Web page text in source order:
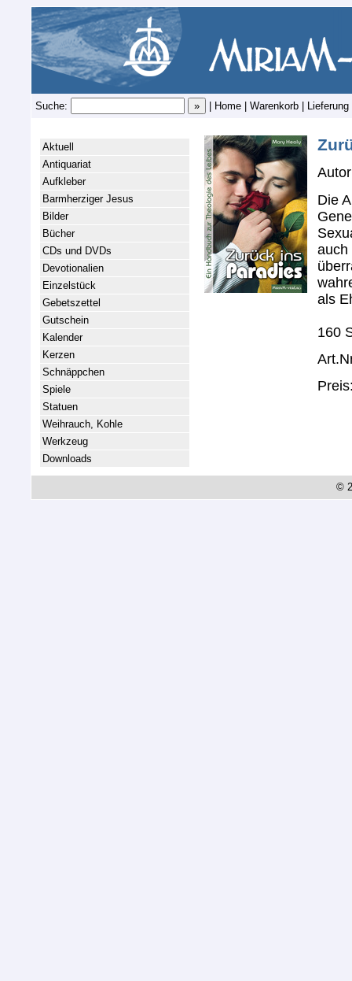
Suche: Home Warenkorb Lieferung
Aktuell
Antiquariat
Aufkleber
Barmherziger Jesus
Bilder
Bücher
CDs und DVDs
Devotionalien
Einzelstück
Gebetszettel
Gutschein
Kalender
Kerzen
Schnäppchen
Spiele
Statuen
Weihrauch, Kohle
Werkzeug
Downloads
Die
auch
als
160
©